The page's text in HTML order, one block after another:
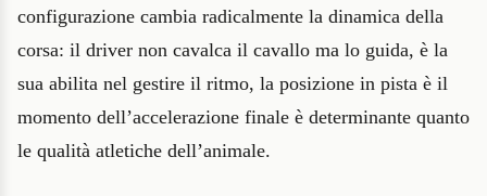
configurazione cambia radicalmente la dinamica della
corsa: il driver non cavalca il cavallo ma lo guida, è la
sua abilita nel gestire il ritmo, la posizione in pista è il
momento dell’accelerazione finale è determinante quanto
le qualità atletiche dell’animale.